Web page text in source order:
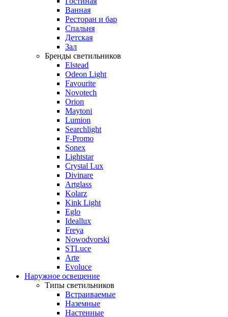
Ванная
Ресторан и бар
Спальня
Детская
Зал
Бренды светильников
Elstead
Odeon Light
Favourite
Novotech
Orion
Maytoni
Lumion
Searchlight
F-Promo
Sonex
Lightstar
Crystal Lux
Divinare
Artglass
Kolarz
Kink Light
Eglo
Ideallux
Freya
Nowodvorski
STLuce
Arte
Evoluce
Наружное освещение
Типы светильников
Встраиваемые
Наземные
Настенные